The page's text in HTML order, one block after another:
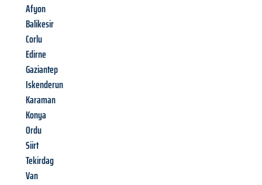
Afyon
Balikesir
Corlu
Edirne
Gaziantep
Iskenderun
Karaman
Konya
Ordu
Siirt
Tekirdag
Van